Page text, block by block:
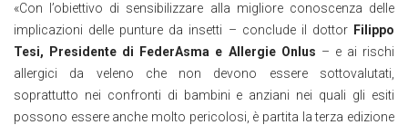
«Con l’obiettivo di sensibilizzare alla migliore conoscenza delle
implicazioni delle punture da insetti – conclude il dottorFilippo
Tesi, Presidente di FederAsma e Allergie Onlus – e ai rischi
allergici da veleno che non devono essere sottovalutati,
soprattutto nei confronti di bambini e anziani nei quali gli esiti
possono essere anche molto pericolosi, è partita la terza edizione